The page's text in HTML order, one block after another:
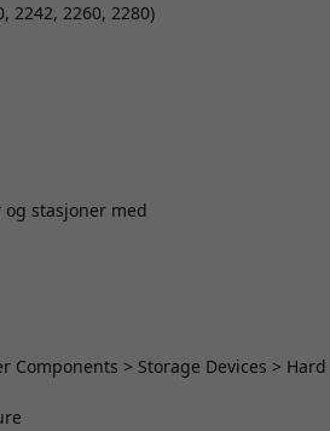
2242, 2260, 2280)
og stasjoner med
Components > Storage Devices > Hard